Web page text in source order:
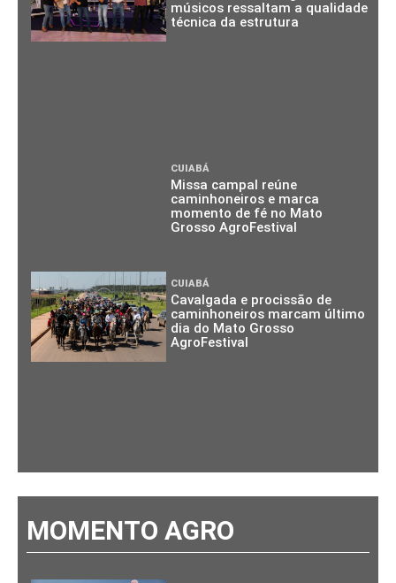
músicos ressaltam a qualidade
técnica da estrutura
CUIABÁ
Missa campal reúne
caminhoneiros e marca
momento de fé no Mato
Grosso AgroFestival
CUIABÁ
Cavalgada e procissão de
caminhoneiros marcam último
dia do Mato Grosso
AgroFestival
MOMENTO AGRO